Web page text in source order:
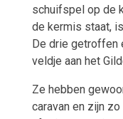
schuifspel op de
de kermis staat,
De drie getroffen
veldje aan het
Ze hebben
caravan en zijn